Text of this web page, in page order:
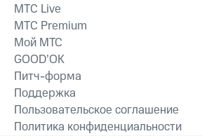
MTС Live
MTС Premium
Мой МТС
GOOD’OK
Питч-форма
Поддержка
Пользовательское соглашение
Политика конфиденциальности